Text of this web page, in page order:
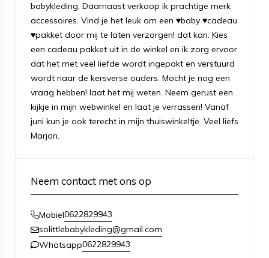
babykleding. Daarnaast verkoop ik prachtige merk
accessoires. Vind je het leuk om een ♥baby ♥cadeau
♥pakket door mij te laten verzorgen! dat kan. Kies
een cadeau pakket uit in de winkel en ik zorg ervoor
dat het met veel liefde wordt ingepakt en verstuurd
wordt naar de kersverse ouders. Mocht je nog een
vraag hebben! laat het mij weten. Neem gerust een
kijkje in mijn webwinkel en laat je verrassen! Vanaf
juni kun je ook terecht in mijn thuiswinkeltje. Veel liefs
Marjon.
Neem contact met ons op
Mobiel0622829943
solittlebabykleding@gmail.com
Whatsapp0622829943